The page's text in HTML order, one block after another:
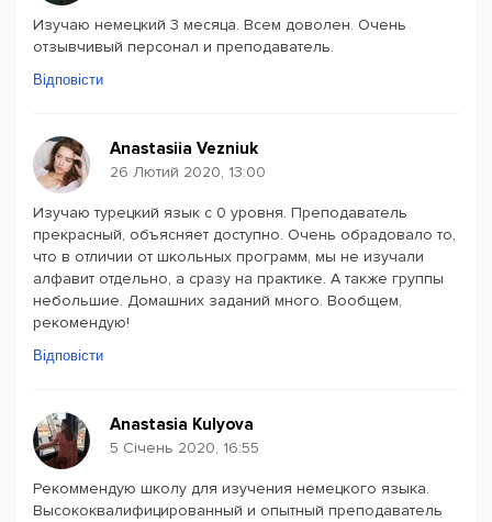
Изучаю немецкий 3 месяца. Всем доволен. Очень
отзывчивый персонал и преподаватель.
Відповісти
Anastasiia Vezniuk
26 Лютий 2020, 13:00
Изучаю турецкий язык с 0 уровня. Преподаватель
прекрасный, объясняет доступно. Очень обрадовало то,
что в отличии от школьных программ, мы не изучали
алфавит отдельно, а сразу на практике. А также группы
небольшие. Домашних заданий много. Вообщем,
рекомендую!
Відповісти
Anastasia Kulyova
5 Січень 2020, 16:55
Рекоммендую школу для изучения немецкого языка.
Высококвалифицированный и опытный преподаватель